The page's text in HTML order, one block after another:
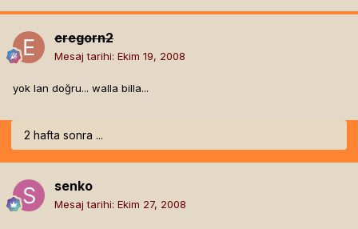
eregorn2
Mesaj tarihi: Ekim 19, 2008
yok lan doğru... walla billa...
2 hafta sonra ...
senko
Mesaj tarihi: Ekim 27, 2008